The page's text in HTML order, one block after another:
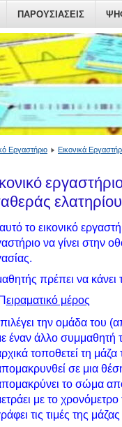
ΠΑΡΟΥΣΙΆΣΕΙΣ
Εργαστήριο Εικονικά
το εικονικό
να γίνει στην
πρέπει να κάνει
ειραματικό μέρος
την ομάδα του
έναν άλλο συμμαθητή
τοποθετεί τη
σε μια
το σώμα
με το
τις τιμές της